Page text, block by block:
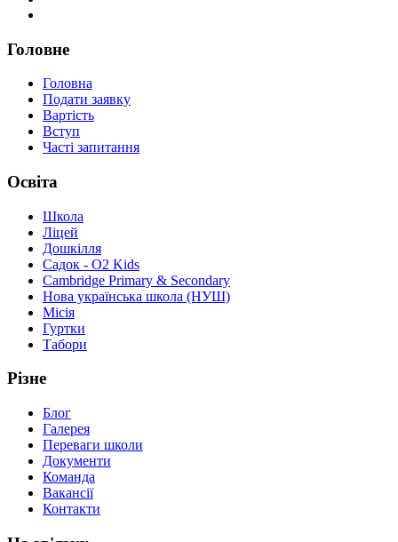
Головне
Головна
Подати заявку
Вартість
Вступ
Часті запитання
Освіта
Школа
Ліцей
Дошкілля
Садок - O2 Kids
Cambridge Primary & Secondary
Нова українська школа (НУШ)
Місія
Гуртки
Табори
Різне
Блог
Галерея
Переваги школи
Документи
Команда
Вакансії
Контакти